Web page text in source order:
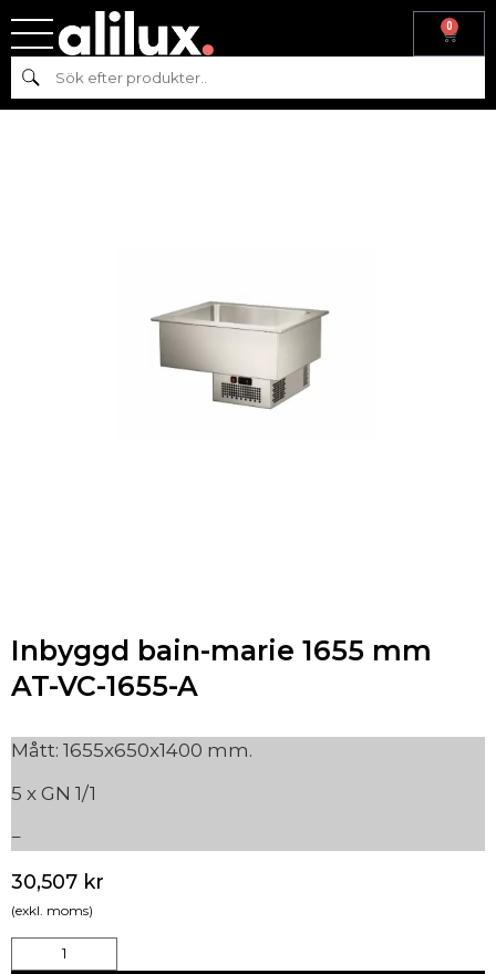
0
Sök
Hem
Inbyggd bain-marie 1655 mm
AT-VC-1655-A
Mått: 1655x650x1400 mm.
5 x GN 1/1
30,507 kr
(exkl. moms)